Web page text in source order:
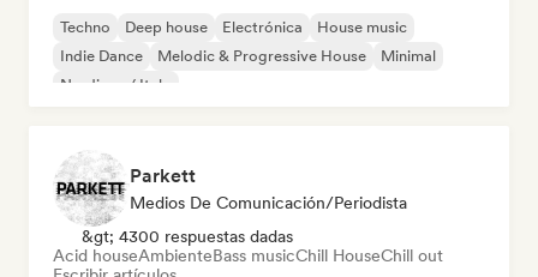
Techno Deep house Electrónica
House music
Indie Dance
Melodic & Progressive House
Minimal
Nu-disco / Italo
Parkett
Medios De Comunicación/Periodista
&gt; 4300 respuestas dadas
Acid houseAmbienteBass musicChill HouseChill out